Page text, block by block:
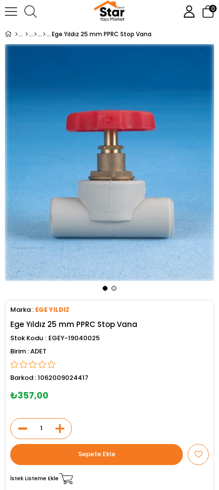
0
Ege Yıldız 25 mm PPRC Stop Vana
Marka : EGE YILDIZ
Ege Yıldız 25 mm PPRC Stop Vana
Stok Kodu
EGEY-19040025
ADET
Barkod :1062009024417
₺357,00
İstek Listeme Ekle